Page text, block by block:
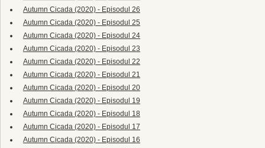
Autumn Cicada (2020) - Episodul 26
Autumn Cicada (2020) - Episodul 25
Autumn Cicada (2020) - Episodul 24
Autumn Cicada (2020) - Episodul 23
Autumn Cicada (2020) - Episodul 22
Autumn Cicada (2020) - Episodul 21
Autumn Cicada (2020) - Episodul 20
Autumn Cicada (2020) - Episodul 19
Autumn Cicada (2020) - Episodul 18
Autumn Cicada (2020) - Episodul 17
Autumn Cicada (2020) - Episodul 16